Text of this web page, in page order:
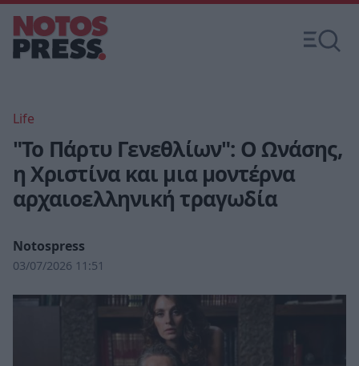
Life
"Το Πάρτυ Γενεθλίων": Ο Ωνάσης,
η Χριστίνα και μια μοντέρνα
αρχαιοελληνική τραγωδία
Notospress
03/07/2026 11:51